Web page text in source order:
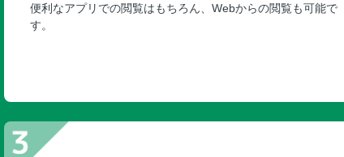
便利なアプリでの閲覧はもちろん、Webからの閲覧も可能で
す。